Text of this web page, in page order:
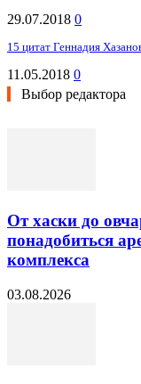
29.07.2018 0
15 цитат Геннадия
11.05.2018 0
Выбор редактора
От хаски до
понадобиться
комплекса
03.08.2026